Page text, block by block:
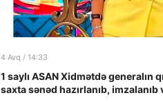
4 Avq / 14:33
1 saylı ASAN Xidmətdə generalın
saxta sənəd hazırlanıb, imzalanıb